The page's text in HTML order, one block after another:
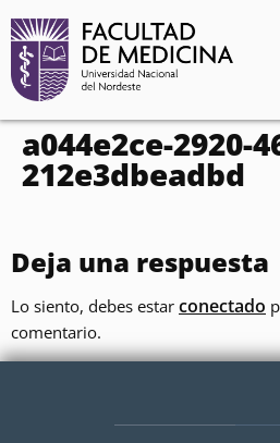
contenido
a044e2ce-2920-
212e3dbeadbd
Deja una respuesta
Lo siento, debes estar conectado
comentario.